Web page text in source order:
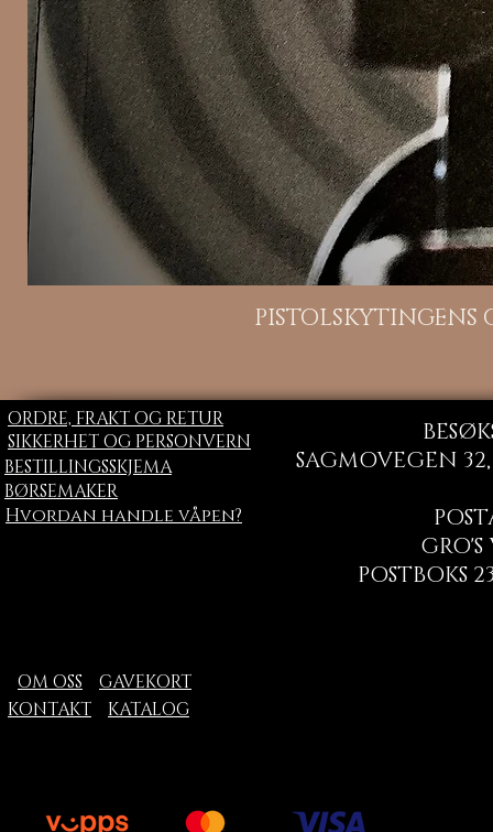
ORDRE, FRAKT OG RETUR
SIKKERHET OG PERSONVERN
BESTILLINGSSKJEMA
BØRSEMAKER
SAGMOVEGEN
GRO'S
POSTBOKS
Hvordan handle våpen?
OM OSS
GAVEKORT
KONTAKT
KATALOG